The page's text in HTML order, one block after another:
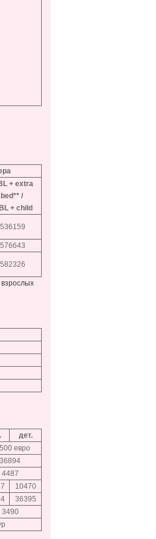
+ extra
bed** /
+ child
536159
576643
582326
дет.
евро
36894
4487
10470
36395
3490